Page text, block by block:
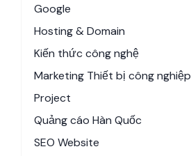
Google
Hosting & Domain
Kiến thức công nghệ
Marketing Thiết bị công nghiệp
Project
Quảng cáo Hàn Quốc
SEO Website